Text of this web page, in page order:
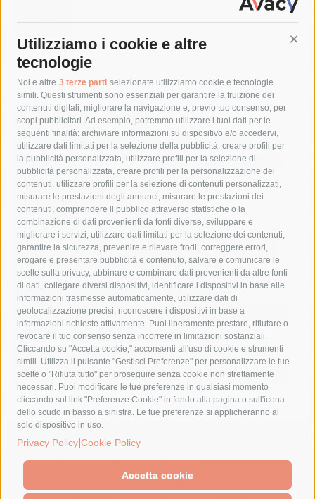
Utilizziamo i cookie e altre
tecnologie
Noi e altre 3 terze parti selezionate utilizziamo cookie e tecnologie
simili. Questi strumenti sono essenziali per garantire la fruizione dei
contenuti digitali, migliorare la navigazione e, previo tuo consenso, per
scopi pubblicitari. Ad esempio, potremmo utilizzare i tuoi dati per le
seguenti finalità: archiviare informazioni su dispositivo e/o accedervi,
utilizzare dati limitati per la selezione della pubblicità, creare profili per
la pubblicità personalizzata, utilizzare profili per la selezione di
pubblicità personalizzata, creare profili per la personalizzazione dei
contenuti, utilizzare profili per la selezione di contenuti personalizzati,
misurare le prestazioni degli annunci, misurare le prestazioni dei
contenuti, comprendere il pubblico attraverso statistiche o la
combinazione di dati provenienti da fonti diverse, sviluppare e
migliorare i servizi, utilizzare dati limitati per la selezione dei contenuti,
garantire la sicurezza, prevenire e rilevare frodi, correggere errori,
erogare e presentare pubblicità e contenuto, salvare e comunicare le
scelte sulla privacy, abbinare e combinare dati provenienti da altre fonti
di dati, collegare diversi dispositivi, identificare i dispositivi in base alle
informazioni trasmesse automaticamente, utilizzare dati di
geolocalizzazione precisi, riconoscere i dispositivi in base a
informazioni richieste attivamente. Puoi liberamente prestare, rifiutare o
revocare il tuo consenso senza incorrere in limitazioni sostanziali.
Cliccando su "Accetta cookie," acconsenti all'uso di cookie e strumenti
simili. Utilizza il pulsante "Gestisci Preferenze" per personalizzare le tue
scelte o "Rifiuta tutto" per proseguire senza cookie non strettamente
necessari. Puoi modificare le tue preferenze in qualsiasi momento
cliccando sul link "Preferenze Cookie" in fondo alla pagina o sull'icona
dello scudo in basso a sinistra. Le tue preferenze si applicheranno al
solo dispositivo in uso.
Privacy Policy Cookie Policy
Accetta cookie
Tag
acqua allerta meteo
anas
area marina protetta di punta campanella
arresto
Asl Napoli 3 sud
capitaneria di porto capri
carabinieri
castellammare di stabia
circumvesuviana
comune di sorrento
concerto
contagi
costiera amalfitana
covid-19 eav
elezioni
fondazione sorrento
gori guardia costiera
incidente
lavori
lorenzo balducelli mare
massa lubrense
massimo coppola
Meta napoli
ordinanza
penisola sorrentina
piano di sorrento
polizia municipale
protezione civile
Regione Campania
sant'agnello
sindaco cuomo
sorrento studenti temporali
treni
turismo
Vico Equense villa fiorentino vincenzo de luca
© 2015 SorrentoPress. All rights reserved.
Il giornale online della Penisola Sorrentina
Cookie Policy